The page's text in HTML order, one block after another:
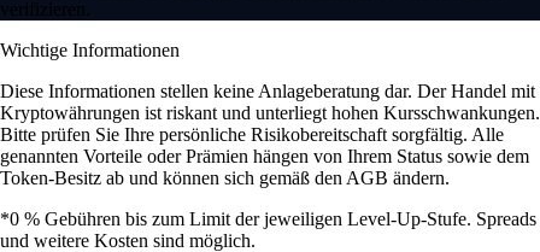
verifizieren.
Wichtige Informationen
Diese Informationen stellen keine Anlageberatung dar. Der Handel mit
Kryptowährungen ist riskant und unterliegt hohen Kursschwankungen.
Bitte prüfen Sie Ihre persönliche Risikobereitschaft sorgfältig. Alle
genannten Vorteile oder Prämien hängen von Ihrem Status sowie dem
Token-Besitz ab und können sich gemäß den AGB ändern.
*0 % Gebühren bis zum Limit der jeweiligen Level-Up-Stufe. Spreads
und weitere Kosten sind möglich.